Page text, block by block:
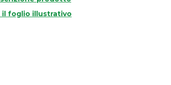
il foglio illustrativo